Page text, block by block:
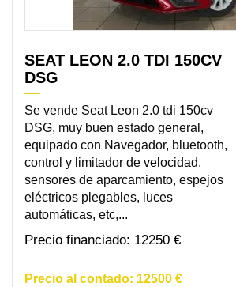
SEAT LEON 2.0 TDI 150CV
DSG
Se vende Seat Leon 2.0 tdi 150cv
DSG, muy buen estado general,
equipado con Navegador, bluetooth,
control y limitador de velocidad,
sensores de aparcamiento, espejos
eléctricos plegables, luces
automáticas, etc,...
12250 €
12500 €